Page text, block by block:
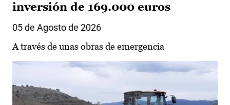
inversión de 169.000 euros
05 de Agosto de 2026
A través de unas obras de emergencia